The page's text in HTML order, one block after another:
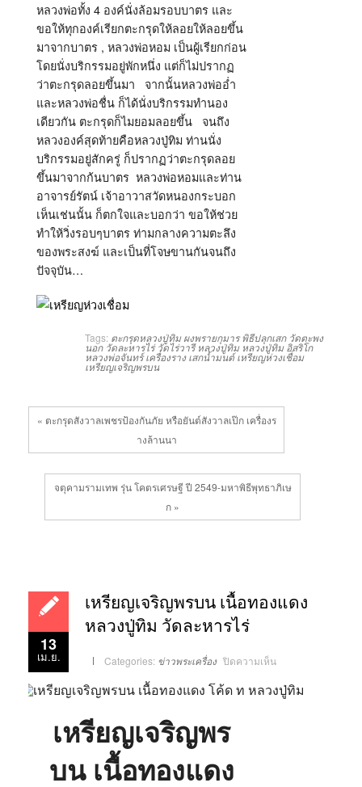
หลวงพ่อทั้ง 4 องค์นั่งล้อมรอบบาตร และ
ขอให้ทุกองค์เรียกตะกรุดให้ลอยให้ลอยขึ้น
มาจากบาตร , หลวงพ่อหอม เป็นผู้เรียกก่อน
โดยนั่งบริกรรมอยู่พักหนึ่ง แต่ก็ไม่ปรากฏ
ว่าตะกรุดลอยขึ้นมา จากนั้นหลวงพ่ออ่ำ
และหลวงพ่อชื่น ก็ได้นั่งบริกรรมทำนอง
เดียวกัน ตะกรุดก็ไมยอมลอยขึ้น จนถึง
หลวงองค์สุดท้ายคือหลวงปู่ทิม ท่านนั่ง
บริกรรมอยู่สักครู่ ก็ปรากฏว่าตะกรุดลอย
ขึ้นมาจากก้นบาตร หลวงพ่อหอมและท่าน
อาจารย์รัตน์ เจ้าอาวาสวัดหนองกระบอก
เห็นเช่นนั้น ก็ตกใจและบอกว่า ขอให้ช่วย
ทำให้วิ่งรอบๆบาตร ท่ามกลางความตะลึง
ของพระสงฆ์ และเป็นที่โจษขานกันจนถึง
ปัจจุบัน…
Tags: ตะกรุดหลวงปู่ทิม ผงพรายกุมาร พิธีปลุกเสก วัดตะพง
นอก วัดละหารไร่ วัดไร่วารี หลวงปู่ทิม หลวงปู่ทิม อิสริโก
หลวงพ่อจันทร์ เครื่องราง เสกน้ำมนต์ เหรียญห่วงเชื่อม
เหรียญเจริญพรบน
« ตะกรุดสังวาลเพชรป้องกันภัย หรือยันต์สังวาลเป๊ก เครื่องร
างล้านนา
จตุคามรามเทพ รุ่น โคตรเศรษฐี ปี 2549-มหาพิธีพุทธาภิเษ
ก »
13
เม.ย.
เหรียญเจริญพรบน เนื้อทองแดง
หลวงปู่ทิม วัดละหารไร่
Categories: ข่าวพระเครื่อง ปิดความเห็นบน
เหรียญ
บน
เนื้อ
เหรียญเจริญพร
บน เนื้อทองแดง